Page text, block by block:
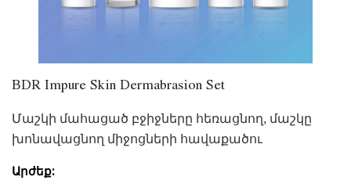
BDR Impure Skin Dermabrasion Set
Մաշկի մահացած բջիջները հեռացնող, մաշկը
խոնավացնող միջոցների հավաքածու
Արժեք: